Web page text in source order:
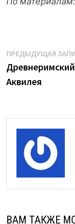
Навигация
по
ПРЕДЫДУЩАЯ
Аквилея
ВАМ ТАКЖЕ